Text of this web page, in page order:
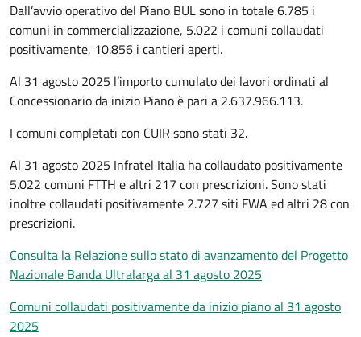
Dall’avvio operativo del Piano BUL sono in totale 6.785 i
comuni in commercializzazione, 5.022 i comuni collaudati
positivamente, 10.856 i cantieri aperti.
Al 31 agosto 2025 l’importo cumulato dei lavori ordinati al
Concessionario da inizio Piano è pari a 2.637.966.113.
I comuni completati con CUIR sono stati 32.
Al 31 agosto 2025 Infratel Italia ha collaudato positivamente
5.022 comuni FTTH e altri 217 con prescrizioni. Sono stati
inoltre collaudati positivamente 2.727 siti FWA ed altri 28 con
prescrizioni.
Consulta la Relazione sullo stato di avanzamento del Progetto
Nazionale Banda Ultralarga al 31 agosto 2025
Comuni collaudati positivamente da inizio piano al 31 agosto
2025